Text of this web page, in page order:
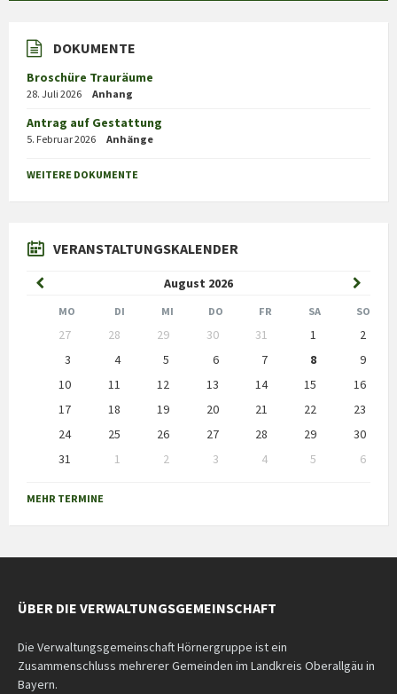
DOKUMENTE
Broschüre Trauräume
28. Juli 2026 Anhang
Antrag auf Gestattung
5. Februar 2026 Anhänge
WEITERE DOKUMENTE
VERANSTALTUNGSKALENDER
August 2026
Previous
Month
Month
MO DI MI DO FR SA SO
calendar
27 28 29 30 31 1
2
3
4 5 6 7 8
9
10
11 12 13 14 15
16
17
18 19 20 21 22
23
24
25 26 27 28 29
30
31
1 2 3 4 5
6
to
calendar
MEHR TERMINE
ÜBER DIE VERWALTUNGSGEMEINSCHAFT
Die Verwaltungsgemeinschaft Hörnergruppe ist ein
Zusammenschluss mehrerer Gemeinden im Landkreis Oberallgäu in
Bayern.